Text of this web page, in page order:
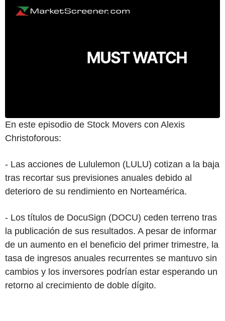
En este episodio de Stock Movers con Alexis
Christoforous:
- Las acciones de Lululemon (LULU) cotizan a la baja
tras recortar sus previsiones anuales debido al
deterioro de su rendimiento en Norteamérica.
- Los títulos de DocuSign (DOCU) ceden terreno tras
la publicación de sus resultados. A pesar de informar
de un aumento en el beneficio del primer trimestre, la
tasa de ingresos anuales recurrentes se mantuvo sin
cambios y los inversores podrían estar esperando un
retorno al crecimiento de doble dígito.